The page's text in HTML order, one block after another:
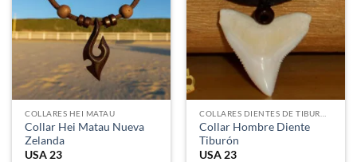
COLLARES HEI MATAU
Collar Hei Matau Nueva
Zelanda
USA 23
Collar Hombre Diente
Tiburón
USA 23